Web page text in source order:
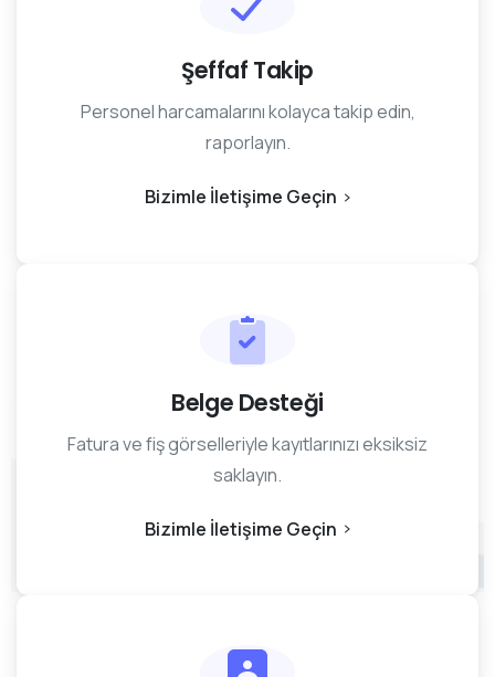
Şeffaf Takip
Personel harcamalarını kolayca takip edin,
raporlayın.
Bizimle İletişime Geçin
Belge Desteği
Fatura ve fiş görselleriyle kayıtlarınızı eksiksiz
saklayın.
Bizimle İletişime Geçin